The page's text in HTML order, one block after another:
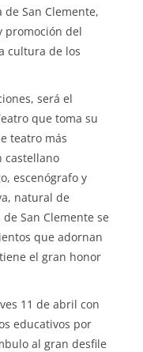
de San Clemente,
promoción del
cultura de los
será el
que toma su
teatro más
castellano
escenógrafo y
natural de
San Clemente se
que adornan
el gran honor
11 de abril con
educativos por
al gran desfile